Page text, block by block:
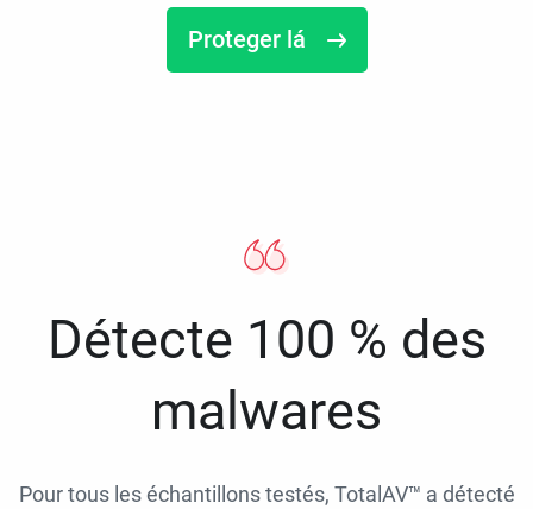
Proteger lá
Détecte 100 % des
malwares
Pour tous les échantillons testés, TotalAV™ a détecté